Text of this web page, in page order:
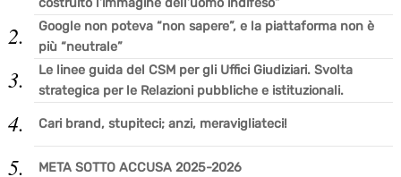
costruito l’immagine dell’uomo indifeso”
Google non poteva “non sapere”, e la piattaforma non è
più “neutrale”
Le linee guida del CSM per gli Uffici Giudiziari. Svolta
strategica per le Relazioni pubbliche e istituzionali.
Cari brand, stupiteci; anzi, meravigliateci!
META SOTTO ACCUSA 2025-2026